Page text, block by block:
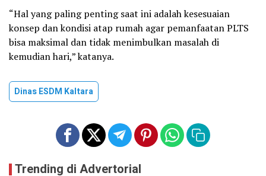
“Hal yang paling penting saat ini adalah kesesuaian
konsep dan kondisi atap rumah agar pemanfaatan PLTS
bisa maksimal dan tidak menimbulkan masalah di
kemudian hari,” katanya.
Dinas ESDM Kaltara
Trending di Advertorial